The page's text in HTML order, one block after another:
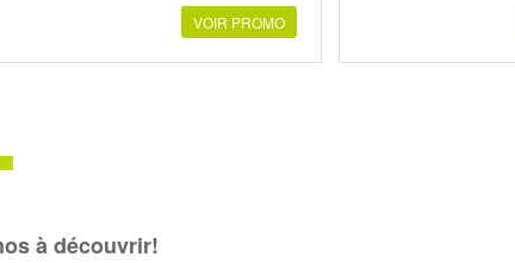
VOIR PROMO
à découvrir!